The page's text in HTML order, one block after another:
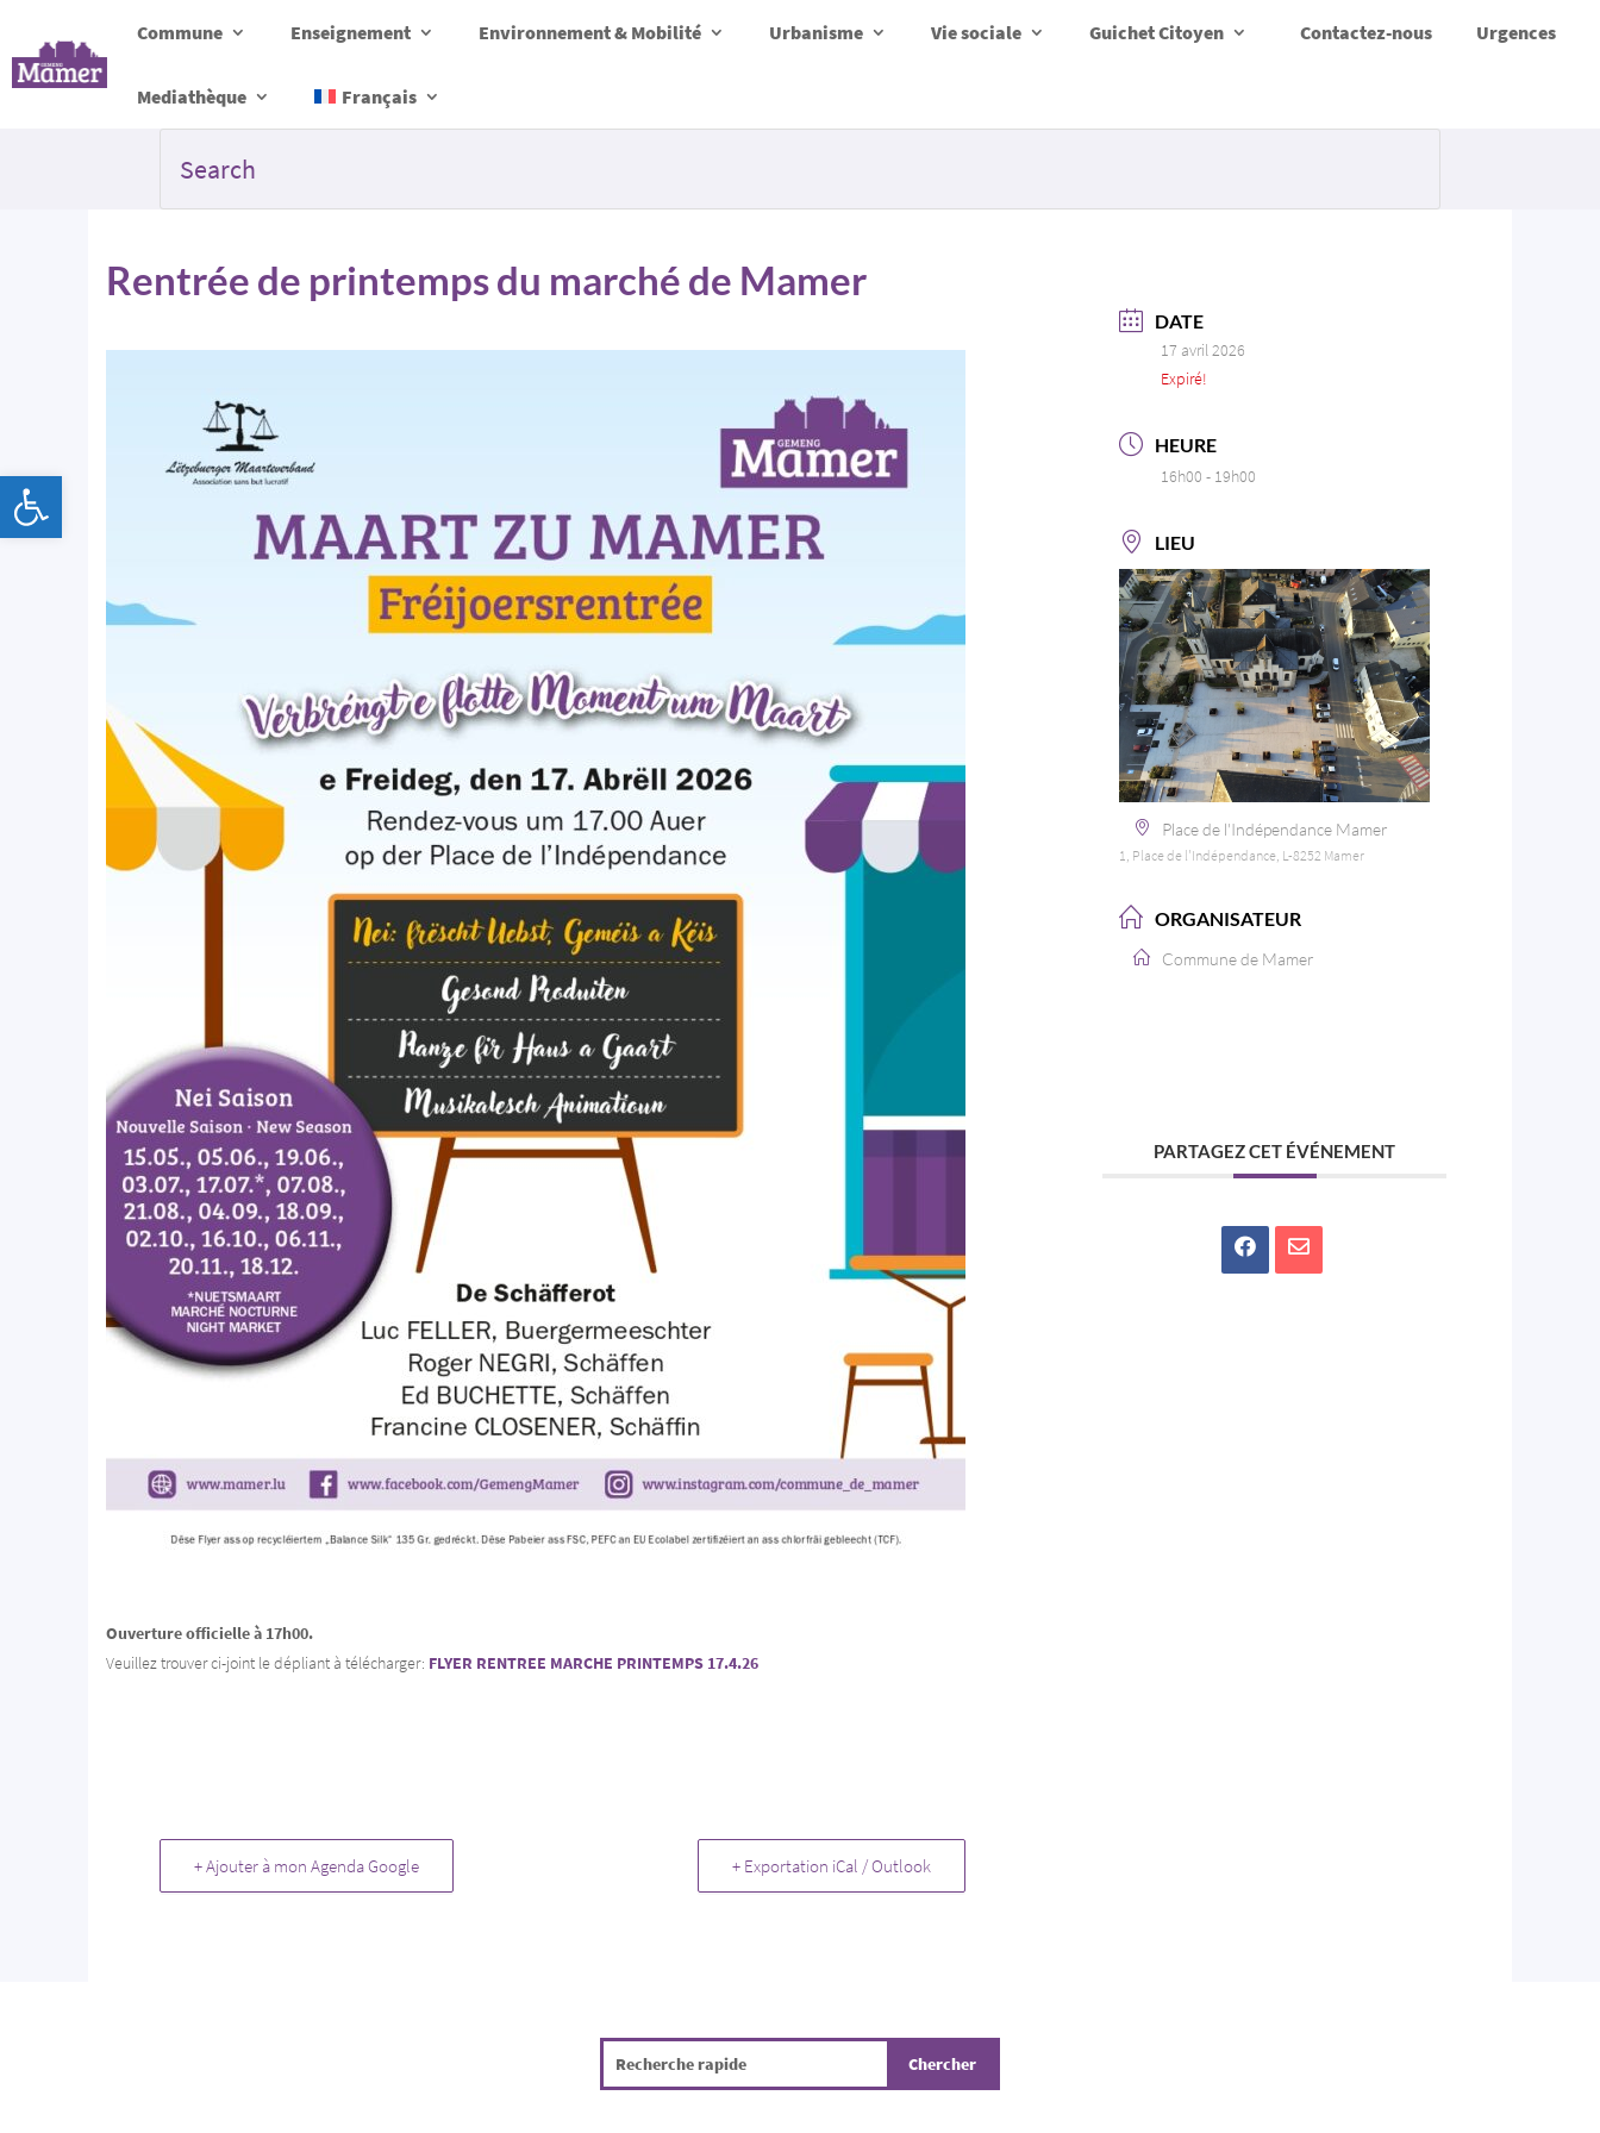
Commune Enseignement Environnement & Mobilité Urbanisme Vie sociale Guichet Citoyen Contactez-nous Urgences
Mediathèque Français
Rentrée de printemps du marché de Mamer
Ouverture officielle à 17h00.
Veuillez trouver ci-joint le dépliant à télécharger: FLYER RENTREE MARCHE PRINTEMPS 17.4.26
+ Ajouter à mon Agenda Google + Exportation iCal / Outlook
DATE
17 avril 2026
Expiré!
HEURE
16h00 - 19h00
LIEU
Place de l'Indépendance Mamer
1, Place de l'Indépendance, L-8252 Mamer
ORGANISATEUR
Commune de Mamer
PARTAGEZ CET ÉVÉNEMENT
Ouvrir la barre d’outils